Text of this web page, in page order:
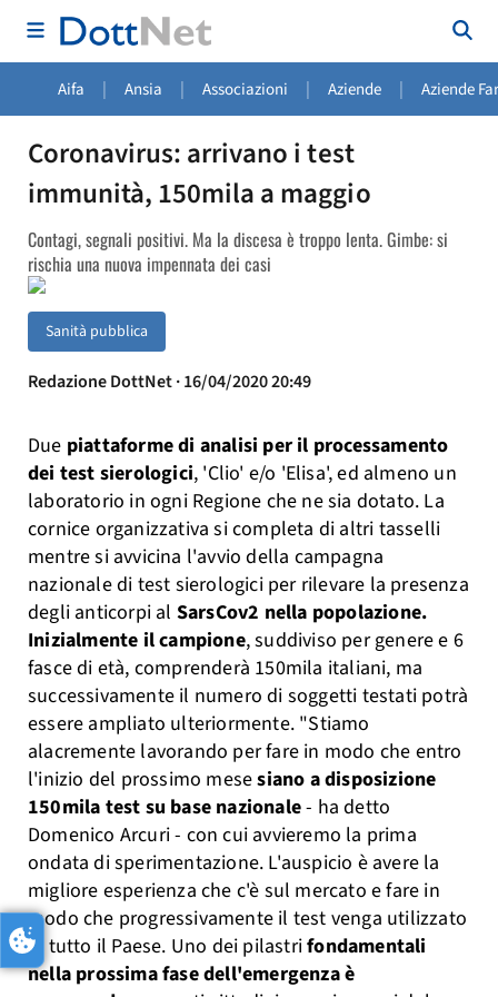
Aifa | Ansia | Associazioni | Aziende | Aziende
Coronavirus: arrivano i test
immunità, 150mila a maggio
Contagi, segnali positivi. Ma la discesa è troppo lenta. Gimbe: si
rischia una nuova impennata dei casi
Sanità pubblica
Redazione DottNet · 16/04/2020 20:49
Due piattaforme di analisi per il processamento
dei test sierologici, 'Clio' e/o 'Elisa', ed almeno un
laboratorio in ogni Regione che ne sia dotato. La
cornice organizzativa si completa di altri tasselli
mentre si avvicina l'avvio della campagna
nazionale di test sierologici per rilevare la presenza
degli anticorpi al SarsCov2 nella popolazione.
Inizialmente il campione, suddiviso per genere e 6
fasce di età, comprenderà 150mila italiani, ma
successivamente il numero di soggetti testati potrà
essere ampliato ulteriormente. "Stiamo
alacremente lavorando per fare in modo che entro
l'inizio del prossimo mesesiano a disposizione
150mila test su base nazionale- ha detto
Domenico Arcuri - con cui avvieremo la prima
ondata di sperimentazione. L'auspicio è avere la
migliore esperienza che c'è sul mercato e fare in
modo che progressivamente il test venga utilizzato
in tutto il Paese. Uno dei pilastrifondamentali
nella prossima fase dell'emergenza è